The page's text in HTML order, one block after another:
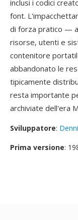
inclusi i codici
font.
di forza pratico —
risorse, utenti e
contenitore
abbandonato le
tipicamente
resta importante
archiviate dell'era
Sviluppatore:
Prima versione: